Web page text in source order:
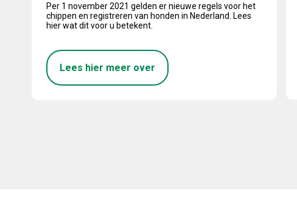
Per 1 november 2021 gelden er nieuwe regels voor het
chippen en registreren van honden in Nederland. Lees
hier wat dit voor u betekent.
Lees hier meer over